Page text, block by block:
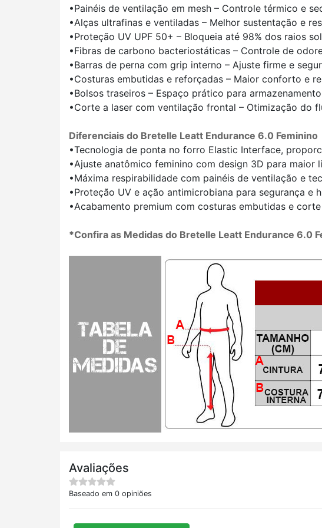
•Painéis de ventilação em mesh – Controle térmico e
•Alças ultrafinas e ventiladas – Melhor sustentação e
•Proteção UV UPF 50+ – Bloqueia até 98% dos raios
•Fibras de carbono bacteriostáticas – Controle de
•Barras de perna com grip interno – Ajuste firme e
•Costuras embutidas e reforçadas – Maior conforto e
•Bolsos traseiros – Espaço prático para
•Corte a laser com ventilação frontal – Otimização do
Diferenciais do Bretelle Leatt Endurance 6.0 Feminino
•Tecnologia de ponta no forro Elastic Interface,
•Ajuste anatômico feminino com design 3D para maior
•Máxima respirabilidade com painéis de ventilação e
•Proteção UV e ação antimicrobiana para segurança e
•Acabamento premium com costuras embutidas e
*Confira as Medidas do Bretelle Leatt Endurance 6.0
Avaliações
Baseado em 0 opiniões